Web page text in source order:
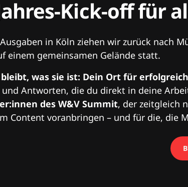
Kick-off für
in Köln ziehen wir zurück nach
einem gemeinsamen Gelände statt.
bleibt, was sie ist: Dein Ort für
Antworten, die du direkt in deine
des W&V Summit, der zeitgleich
Content voranbringen – und für die, die